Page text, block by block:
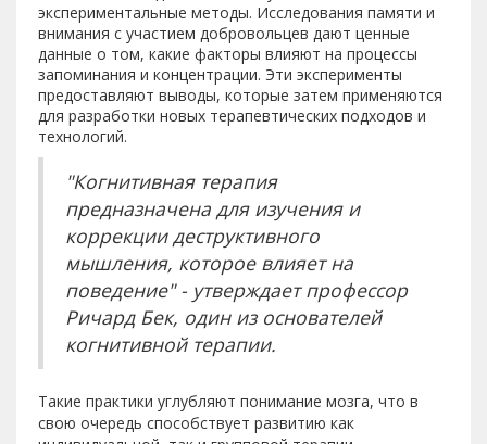
экспериментальные методы. Исследования памяти и
внимания с участием добровольцев дают ценные
данные о том, какие факторы влияют на процессы
запоминания и концентрации. Эти эксперименты
предоставляют выводы, которые затем применяются
для разработки новых терапевтических подходов и
технологий.
"Когнитивная терапия
предназначена для изучения и
коррекции деструктивного
мышления, которое влияет на
поведение" - утверждает профессор
Ричард Бек, один из основателей
когнитивной терапии.
Такие практики углубляют понимание мозга, что в
свою очередь способствует развитию как